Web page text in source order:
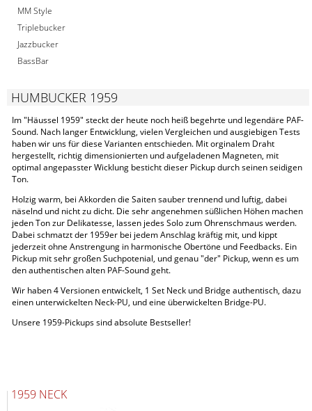
MM Style
Triplebucker
Jazzbucker
BassBar
HUMBUCKER 1959
Im "Häussel 1959" steckt der heute noch heiß begehrte und legendäre PAF-
Sound. Nach langer Entwicklung, vielen Vergleichen und ausgiebigen Tests
haben wir uns für diese Varianten entschieden. Mit orginalem Draht
hergestellt, richtig dimensionierten und aufgeladenen Magneten, mit
optimal angepasster Wicklung besticht dieser Pickup durch seinen seidigen
Ton.
Holzig warm, bei Akkorden die Saiten sauber trennend und luftig, dabei
näselnd und nicht zu dicht. Die sehr angenehmen süßlichen Höhen machen
jeden Ton zur Delikatesse, lassen jedes Solo zum Ohrenschmaus werden.
Dabei schmatzt der 1959er bei jedem Anschlag kräftig mit, und kippt
jederzeit ohne Anstrengung in harmonische Obertöne und Feedbacks. Ein
Pickup mit sehr großen Suchpotenial, und genau "der" Pickup, wenn es um
den authentischen alten PAF-Sound geht.
Wir haben 4 Versionen entwickelt, 1 Set Neck und Bridge authentisch, dazu
einen unterwickelten Neck-PU, und eine überwickelten Bridge-PU.
Unsere 1959-Pickups sind absolute Bestseller!
1959 NECK